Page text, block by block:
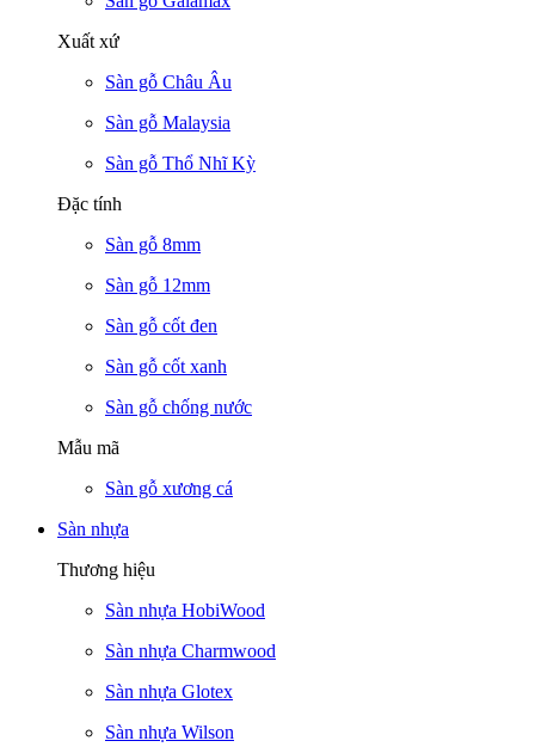
Xuất xứ
Sàn gỗ Châu Âu
Sàn gỗ Malaysia
Sàn gỗ Thổ Nhĩ Kỳ
Đặc tính
Sàn gỗ 8mm
Sàn gỗ 12mm
Sàn gỗ cốt đen
Sàn gỗ cốt xanh
Sàn gỗ chống nước
Mẫu mã
Sàn gỗ xương cá
Sàn nhựa
Thương hiệu
Sàn nhựa HobiWood
Sàn nhựa Charmwood
Sàn nhựa Glotex
Sàn nhựa Wilson